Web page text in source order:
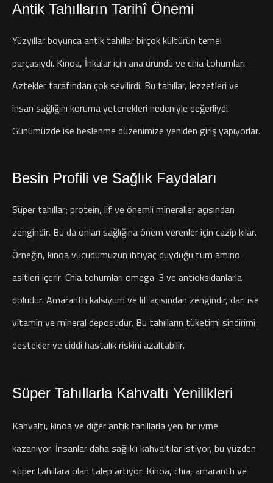
Antik Tahılların Tarihî Önemi
Yüzyıllar boyunca antik tahıllar birçok kültürün temel
parçasıydı. Kinoa, İnkalar için ana üründü ve chia tohumları
Aztekler tarafından çok sevilirdi. Bu tahıllar, lezzetleri ve
insan sağlığını koruma yetenekleri nedeniyle değerliydi.
Günümüzde ise beslenme düzenimize yeniden giriş yapıyorlar.
Besin Profili ve Sağlık Faydaları
Süper tahıllar; protein, lif ve önemli mineraller açısından
zengindir. Bu da onları sağlığına önem verenler için cazip kılar.
Örneğin, kinoa vücudumuzun ihtiyaç duyduğu tüm amino
asitleri içerir. Chia tohumları omega-3 ve antioksidanlarla
doludur. Amaranth kalsiyum ve lif açısından zengindir, darı ise
vitamin ve mineral deposudur. Bu tahılların tüketimi sindirimi
destekler ve ciddi hastalık riskini azaltabilir.
Süper Tahıllarla Kahvaltı Yenilikleri
Kahvaltı, kinoa ve diğer antik tahıllarla yeni bir ivme
kazanıyor. İnsanlar daha sağlıklı kahvaltılar istiyor, bu yüzden
süper tahıllara olan talep artıyor. Kinoa, chia, amaranth ve